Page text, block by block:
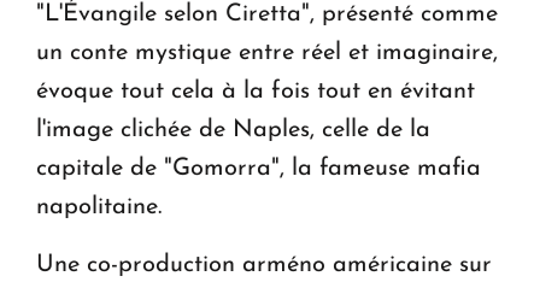
"L'Évangile selon Ciretta", présenté comme
un conte mystique entre réel et imaginaire,
évoque tout cela à la fois tout en évitant
l'image clichée de Naples, celle de la
capitale de "Gomorra", la fameuse mafia
napolitaine.
Une co-production arméno américaine sur